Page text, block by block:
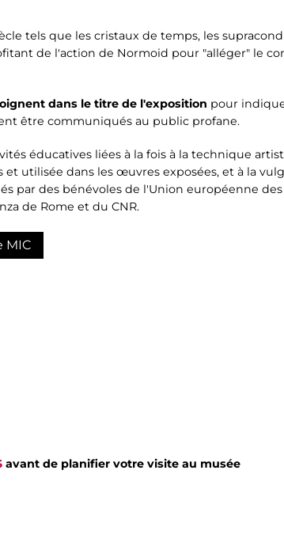
tels que les cristaux de temps, les
de l'action de Normoid pour "alléger" le
dans le titre de l'exposition pour
être communiqués au public profane.
éducatives liées à la fois à la technique
et utilisée dans les œuvres exposées, et à la
par des bénévoles de l'Union européenne
de Rome et du CNR.
MIC
avant de planifier votre visite au musée